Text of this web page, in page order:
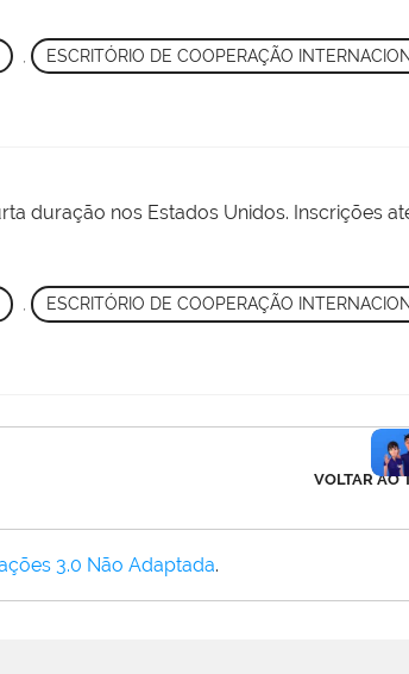
, ESCRITÓRIO DE COOPERAÇÃO
duração nos Estados Unidos. Inscrições
, ESCRITÓRIO DE COOPERAÇÃO
VOLTAR AO
3.0 Não Adaptada.